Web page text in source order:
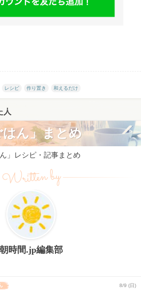
レシピ 作り置き 和えるだけ
人
ん」まとめ
」レシピ・記事まとめ
Written by
朝時間.jp編集部
8/9 (日)